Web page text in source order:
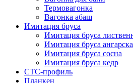
Термовагонка
Вагонка абаш
Имитация бруса
Имитация бруса
Имитация бруса
Имитация бруса сосна
Имитация бруса кедр
СТС-профиль
Планкен